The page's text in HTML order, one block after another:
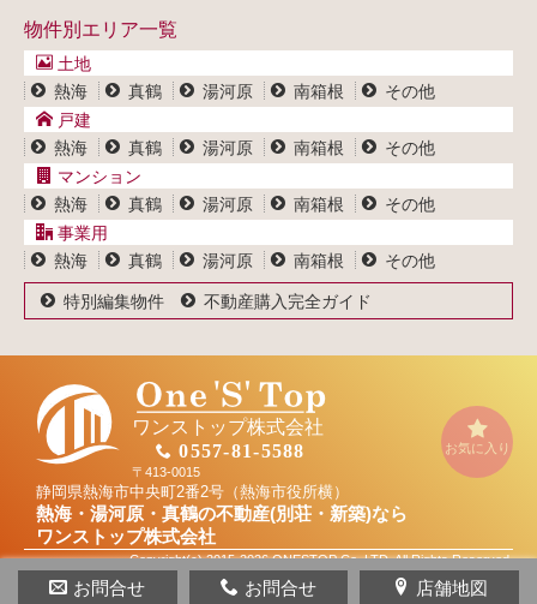
事業用物件一覧
マンション一覧
事業用物件一覧
ブログ
プライバシーポリシー
サイトポリシー
物件別エリア一覧
土地
熱海
真鶴 湯河原 南箱根
その他
戸建
熱海
真鶴 湯河原 南箱根
その他
マンション
熱海
真鶴 湯河原 南箱根
その他
事業用
熱海
真鶴 湯河原 南箱根 その他
特別編集物件 不動産購入完全ガイド
お気に入り
ワンストップ株式会社
0557-81-5588
〒413-0015
静岡県熱海市中央町2番2号（熱海市役所横）
熱海・湯河原・真鶴の不動産(別荘・新築)なら
ワンストップ株式会社
Copyright(c) 2015-2026 ONESTOP Co.,LTD. All Rights Reserved.
お問合せ お問合せ 店舗地図